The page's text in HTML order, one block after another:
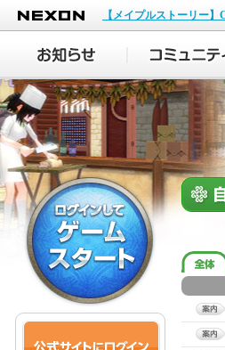
NEXON
【メイプルストーリー